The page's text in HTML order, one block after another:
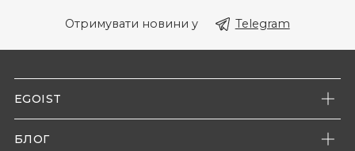
Отримувати новини у Telegram
EGOIST
Наші магазини
БЛОГ